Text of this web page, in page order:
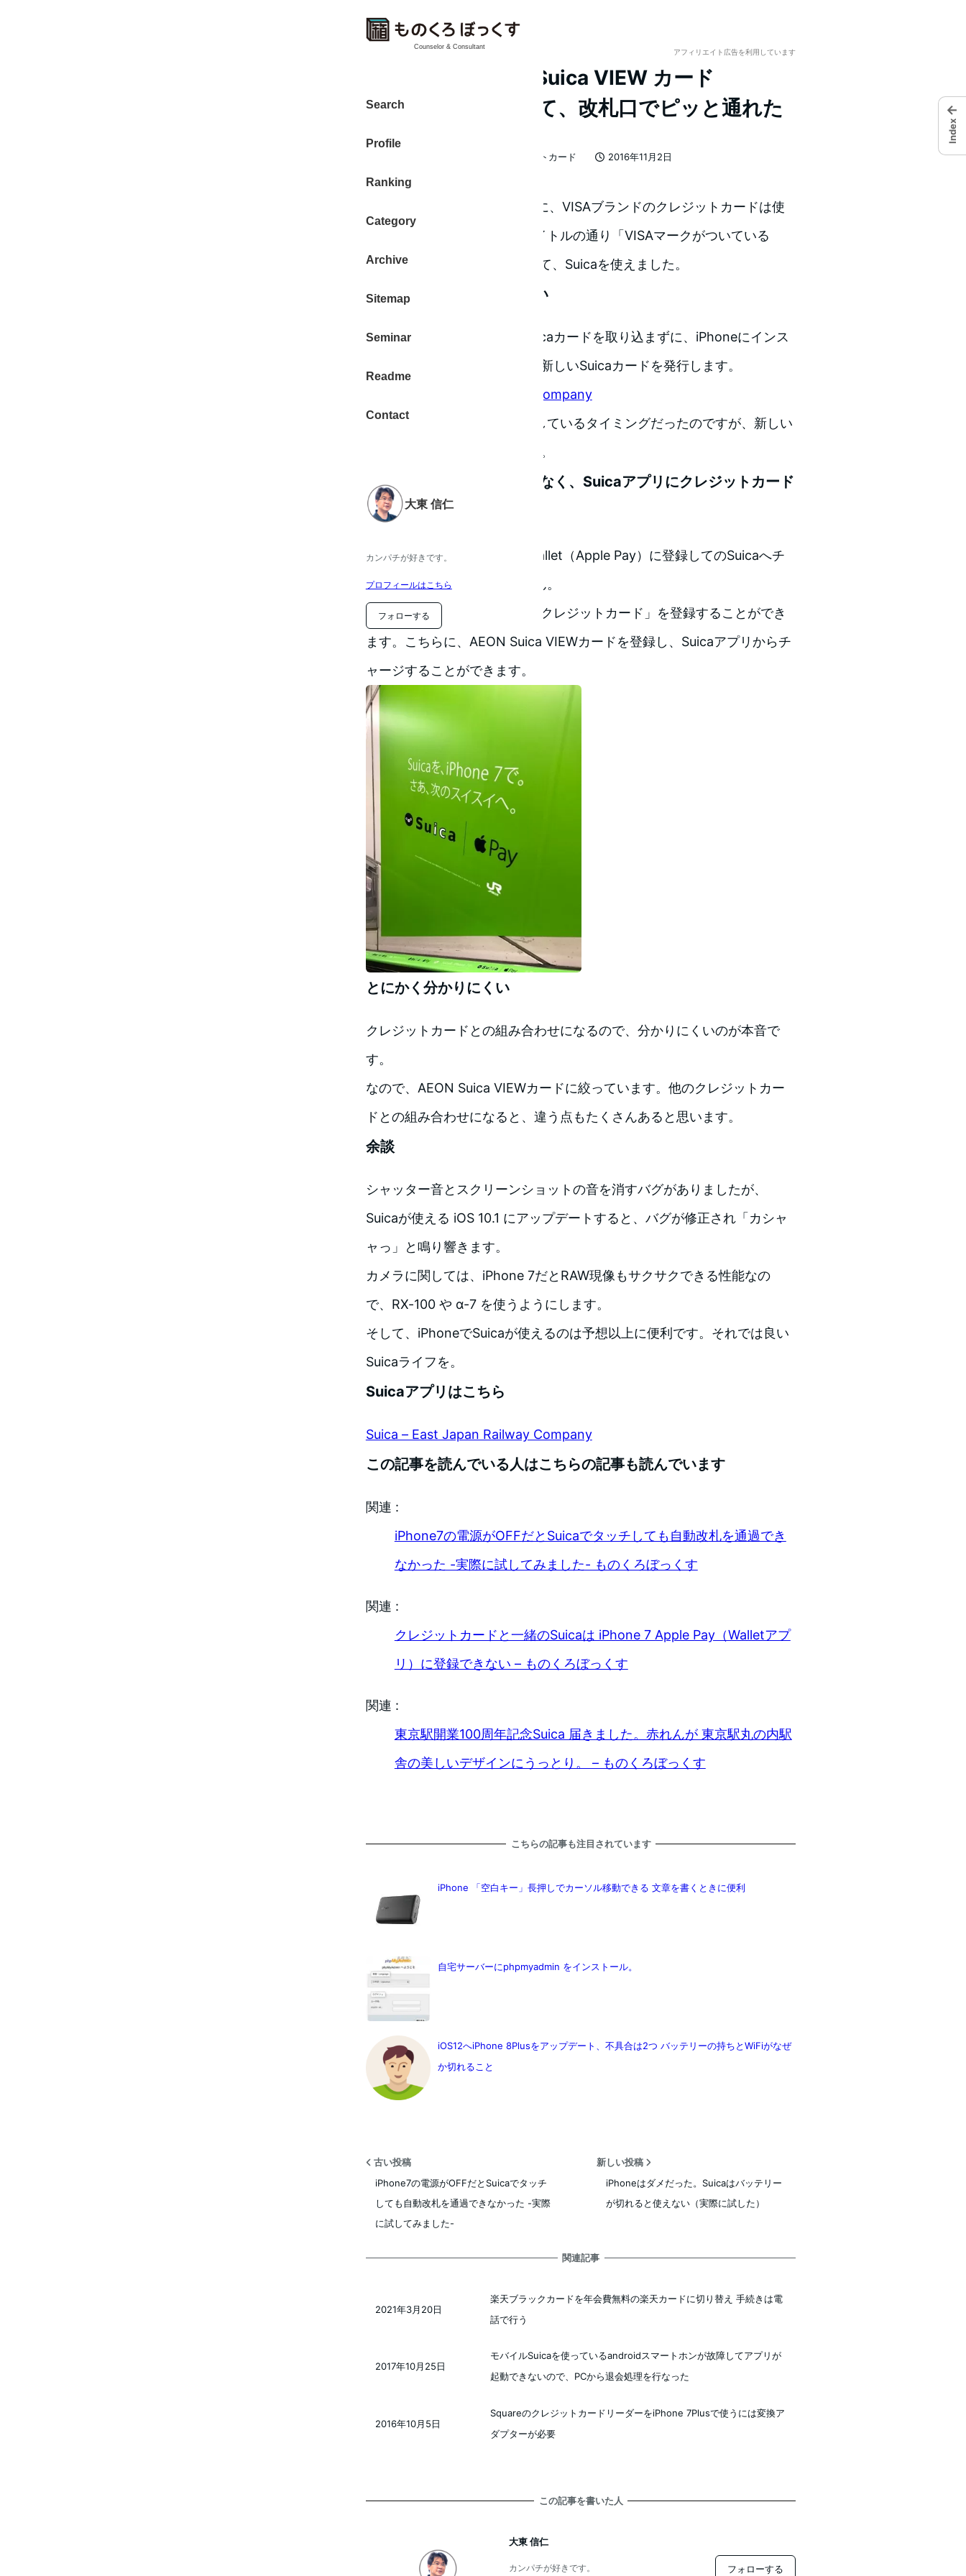
Counselor & Consultant
Search
Profile
Ranking
Category
Archive
Sitemap
Seminar
Readme
Contact
大東 信仁
カンパチが好きです。
プロフィールはこちら
フォローする
アフィリエイト広告を利用しています
iPhone 7にAEON Suica VIEW カード
（VISA）を登録して、改札口でピッと通れた
2016年11月2日
者
クレジットカード
iPhone7で登場したApplePayに、VISAブランドのクレジットカードは使
えないという噂でしたが、タイトルの通り「VISAマークがついている
AEON Suica VIEWカード」にて、Suicaを使えました。
手持ちのSuicaは登録しない
注意点としては、手持ちのSuicaカードを取り込まずに、iPhoneにインス
トールするSuicaアプリから、新しいSuicaカードを発行します。
Suica – East Japan Railway Company
これのおかげで、大阪に滞在しているタイミングだったのですが、新しい
Suicaカードを登録できました。
Wallet（Apple Pay）ではなく、Suicaアプリにクレジットカード
は登録
AEON Suica VIEWカードをWallet（Apple Pay）に登録してのSuicaへチ
ャージを行うことはできません。
ところが、Suicaアプリにも「クレジットカード」を登録することができ
ます。こちらに、AEON Suica VIEWカードを登録し、Suicaアプリからチ
ャージすることができます。
とにかく分かりにくい
クレジットカードとの組み合わせになるので、分かりにくいのが本音で
す。
なので、AEON Suica VIEWカードに絞っています。他のクレジットカー
ドとの組み合わせになると、違う点もたくさんあると思います。
余談
シャッター音とスクリーンショットの音を消すバグがありましたが、
Suicaが使える iOS 10.1 にアップデートすると、バグが修正され「カシャ
ャっ」と鳴り響きます。
カメラに関しては、iPhone 7だとRAW現像もサクサクできる性能なの
で、RX-100 や α-7 を使うようにします。
そして、iPhoneでSuicaが使えるのは予想以上に便利です。それでは良い
Suicaライフを。
Suicaアプリはこちら
Suica – East Japan Railway Company
この記事を読んでいる人はこちらの記事も読んでいます
関連 :
iPhone7の電源がOFFだとSuicaでタッチしても自動改札を通過でき
なかった -実際に試してみました- ものくろぼっくす
関連 :
クレジットカードと一緒のSuicaは iPhone 7 Apple Pay（Walletアプ
リ）に登録できない – ものくろぼっくす
関連 :
東京駅開業100周年記念Suica 届きました。赤れんが 東京駅丸の内駅
舎の美しいデザインにうっとり。 – ものくろぼっくす
こちらの記事も注目されています
iPhone 「空白キー」長押しでカーソル移動できる 文章を書くときに便利
自宅サーバーにphpmyadmin をインストール。
iOS12へiPhone 8Plusをアップデート、不具合は2つ バッテリーの持ちとWiFiがなぜ
か切れること
古い投稿
iPhone7の電源がOFFだとSuicaでタッチ
しても自動改札を通過できなかった -実際
に試してみました-
新しい投稿
iPhoneはダメだった。Suicaはバッテリー
が切れると使えない（実際に試した）
関連記事
楽天ブラックカードを年会費無料の楽天カードに切り替え 手続きは電
話で行う
2021年3月20日
モバイルSuicaを使っているandroidスマートホンが故障してアプリが
起動できないので、PCから退会処理を行なった
2017年10月25日
SquareのクレジットカードリーダーをiPhone 7Plusで使うには変換ア
ダプターが必要
2016年10月5日
この記事を書いた人
大東 信仁
カンパチが好きです。 フォローする
←
Index